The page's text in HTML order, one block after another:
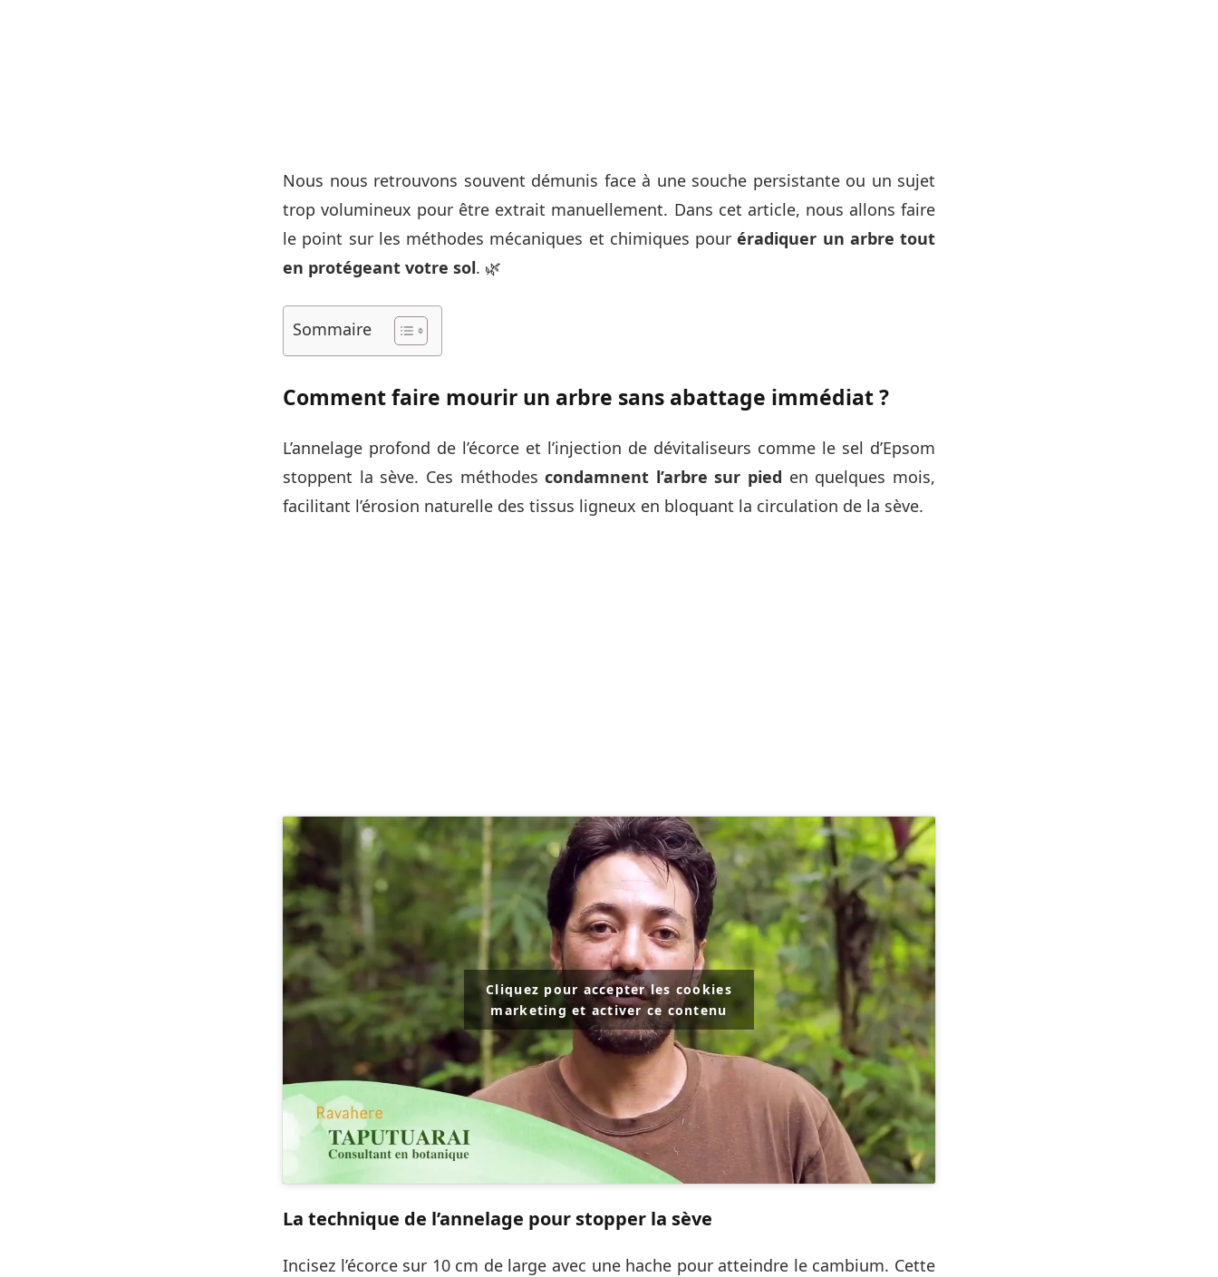
Nous nous retrouvons souvent démunis face à une souche persistante ou un sujet
trop volumineux pour être extrait manuellement. Dans cet article, nous allons faire
le point sur les méthodes mécaniques et chimiques pouréradiquer un arbre tout
en protégeant votre sol. 🌿
Sommaire
Comment faire mourir un arbre sans abattage immédiat ?
L’annelage profond de l’écorce et l’injection de dévitaliseurs comme le sel d’Epsom
stoppent la sève. Ces méthodescondamnent l’arbre sur pied en quelques mois,
facilitant l’érosion naturelle des tissus ligneux en bloquant la circulation de la sève.
Cliquez pour accepter les cookies
marketing et activer ce contenu
La technique de l’annelage pour stopper la sève
Incisez l’écorce sur 10 cm de large avec une hache pour atteindre le cambium. Cette